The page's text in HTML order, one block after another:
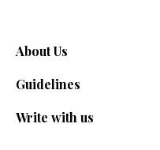
About Us
Guidelines
Write with us